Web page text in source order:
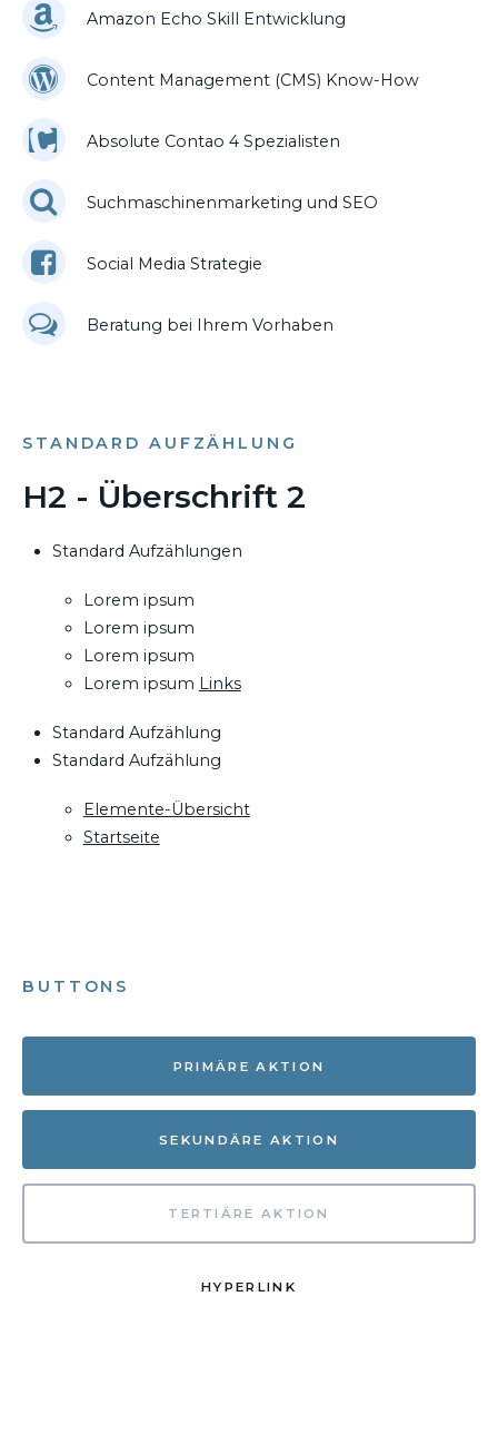
Amazon Echo Skill Entwicklung
Content Management (CMS) Know-How
Absolute Contao 4 Spezialisten
Suchmaschinenmarketing und SEO
Social Media Strategie
Beratung bei Ihrem Vorhaben
STANDARD AUFZÄHLUNG
H2 - Überschrift 2
Standard Aufzählungen
Lorem ipsum
Lorem ipsum
Lorem ipsum
Lorem ipsum Links
Standard Aufzählung
Standard Aufzählung
Elemente-Übersicht
Startseite
BUTTONS
PRIMÄRE AKTION
SEKUNDÄRE AKTION
TERTIÄRE AKTION
HYPERLINK